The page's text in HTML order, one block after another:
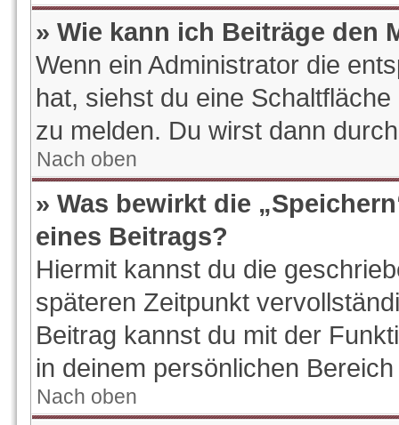
» Wie kann ich Beiträge den
Wenn ein Administrator die
hat, siehst du eine
zu melden. Du wirst dann
Nach oben
» Was bewirkt die
eines Beitrags?
Hiermit kannst du die
späteren Zeitpunkt
Beitrag kannst du mit der
in deinem persönlichen
Nach oben